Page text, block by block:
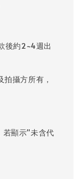
後約2~4週出
攝方所有，
若顯示"未含代